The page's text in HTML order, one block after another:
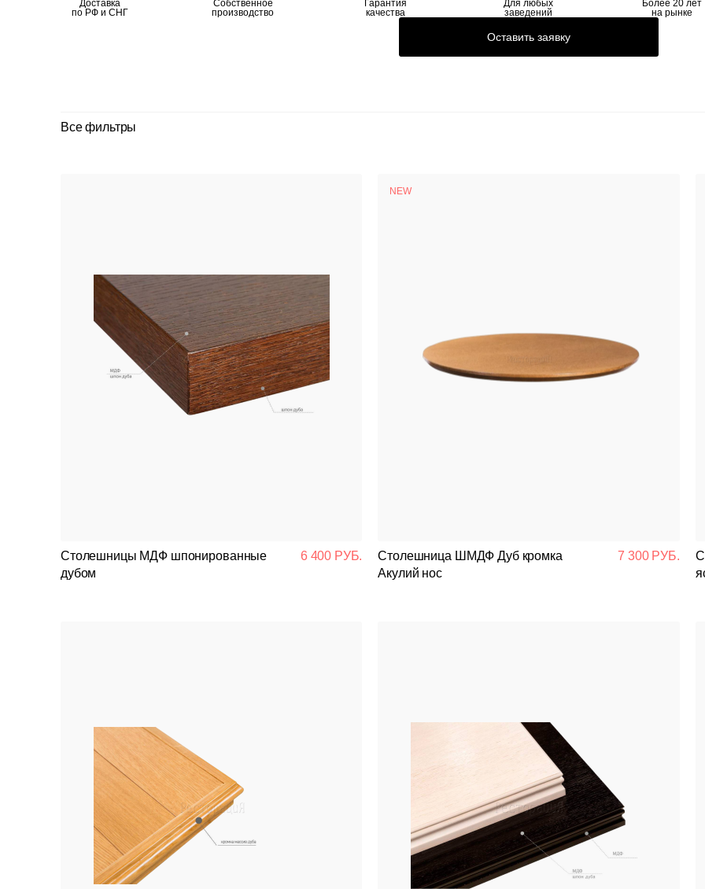
Доставка
по РФ и СНГ
Собственное
производство
Гарантия
качества
Для любых
заведений
Более 20 лет
на рынке
Оставить заявку
Все фильтры
Столешницы МДФ шпонированные
дубом
6 400 РУБ.
NEW
Столешница ШМДФ Дуб кромка
Акулий нос
7 300 РУБ.